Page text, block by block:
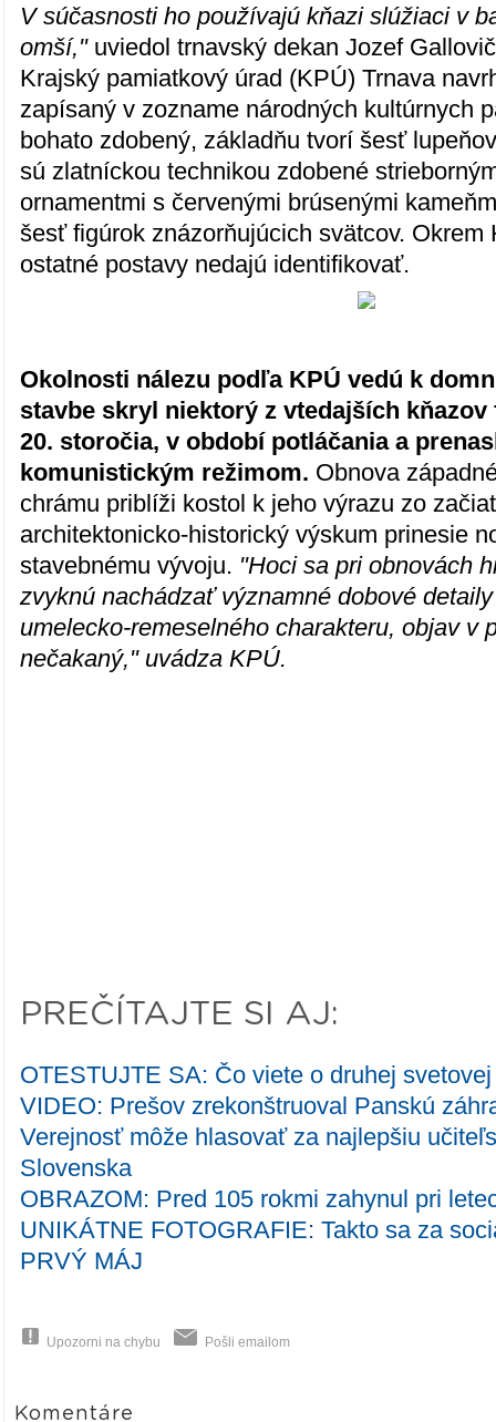
V súčasnosti ho používajú kňazi slúžiaci v
omší,"uviedol trnavský dekan Jozef
Krajský pamiatkový úrad (KPÚ) Trnava
zapísaný v zozname národných kultúrnych
bohato zdobený, základňu tvorí šesť
sú zlatníckou technikou zdobené
ornamentmi s červenými brúsenými
šesť figúrok znázorňujúcich svätcov. Okrem
ostatné postavy nedajú identifikovať.
Okolnosti nálezu podľa KPÚ vedú k
stavbe skryl niektorý z vtedajších
20. storočia, v období potláčania a
komunistickým režimom. Obnova
chrámu priblíži kostol k jeho výrazu zo
architektonicko-historický výskum prinesie
stavebnému vývoju. "Hoci sa pri obnovách
zvyknú nachádzať významné dobové
umelecko-remeselného charakteru, objav v
nečakaný," uvádza KPÚ.
PREČÍTAJTE SI AJ:
OTESTUJTE SA: Čo viete o druhej
VIDEO: Prešov zrekonštruoval Panskú
Verejnosť môže hlasovať za najlepšiu
Slovenska
OBRAZOM: Pred 105 rokmi zahynul pri
UNIKÁTNE FOTOGRAFIE: Takto sa za
PRVÝ MÁJ
Upozorni na chybu Pošli emailom
Komentáre